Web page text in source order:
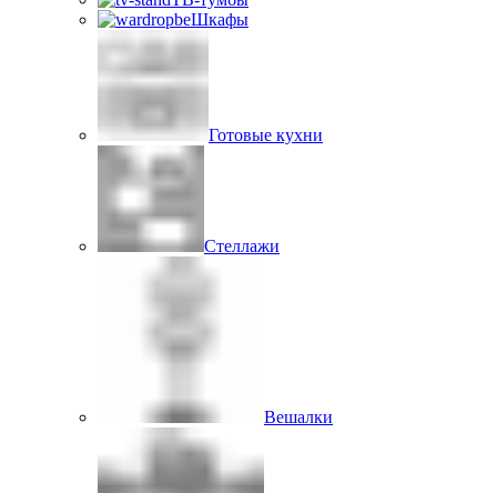
Шкафы
Готовые кухни
Стеллажи
Вешалки